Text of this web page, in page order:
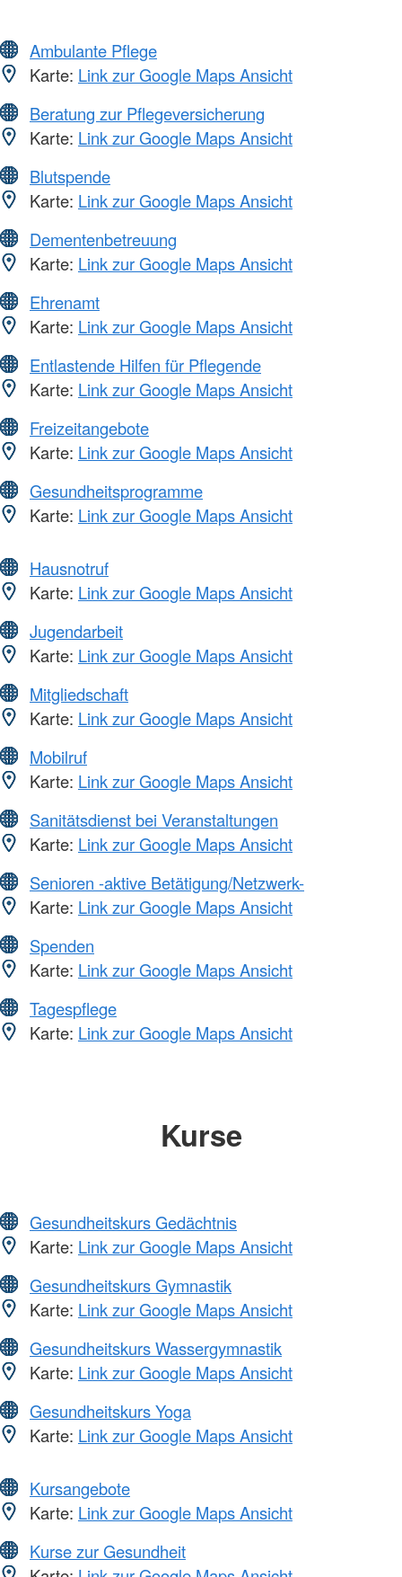
Ambulante Pflege
Karte: Link zur Google Maps Ansicht
Beratung zur Pflegeversicherung
Karte: Link zur Google Maps Ansicht
Blutspende
Karte: Link zur Google Maps Ansicht
Dementenbetreuung
Karte: Link zur Google Maps Ansicht
Ehrenamt
Karte: Link zur Google Maps Ansicht
Entlastende Hilfen für Pflegende
Karte: Link zur Google Maps Ansicht
Freizeitangebote
Karte: Link zur Google Maps Ansicht
Gesundheitsprogramme
Karte: Link zur Google Maps Ansicht
Hausnotruf
Karte: Link zur Google Maps Ansicht
Jugendarbeit
Karte: Link zur Google Maps Ansicht
Mitgliedschaft
Karte: Link zur Google Maps Ansicht
Mobilruf
Karte: Link zur Google Maps Ansicht
Sanitätsdienst bei Veranstaltungen
Karte: Link zur Google Maps Ansicht
Senioren -aktive Betätigung/Netzwerk-
Karte: Link zur Google Maps Ansicht
Spenden
Karte: Link zur Google Maps Ansicht
Tagespflege
Karte: Link zur Google Maps Ansicht
Kurse
Gesundheitskurs Gedächtnis
Karte: Link zur Google Maps Ansicht
Gesundheitskurs Gymnastik
Karte: Link zur Google Maps Ansicht
Gesundheitskurs Wassergymnastik
Karte: Link zur Google Maps Ansicht
Gesundheitskurs Yoga
Karte: Link zur Google Maps Ansicht
Kursangebote
Karte: Link zur Google Maps Ansicht
Kurse zur Gesundheit